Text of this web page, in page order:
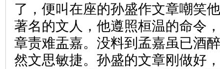
了，便叫在座的孙盛作文章嘲笑
著名的文人，他遵照桓温的命令
章责难盂嘉。没料到孟嘉虽已酒
然文思敏捷。孙盛的文章刚做好